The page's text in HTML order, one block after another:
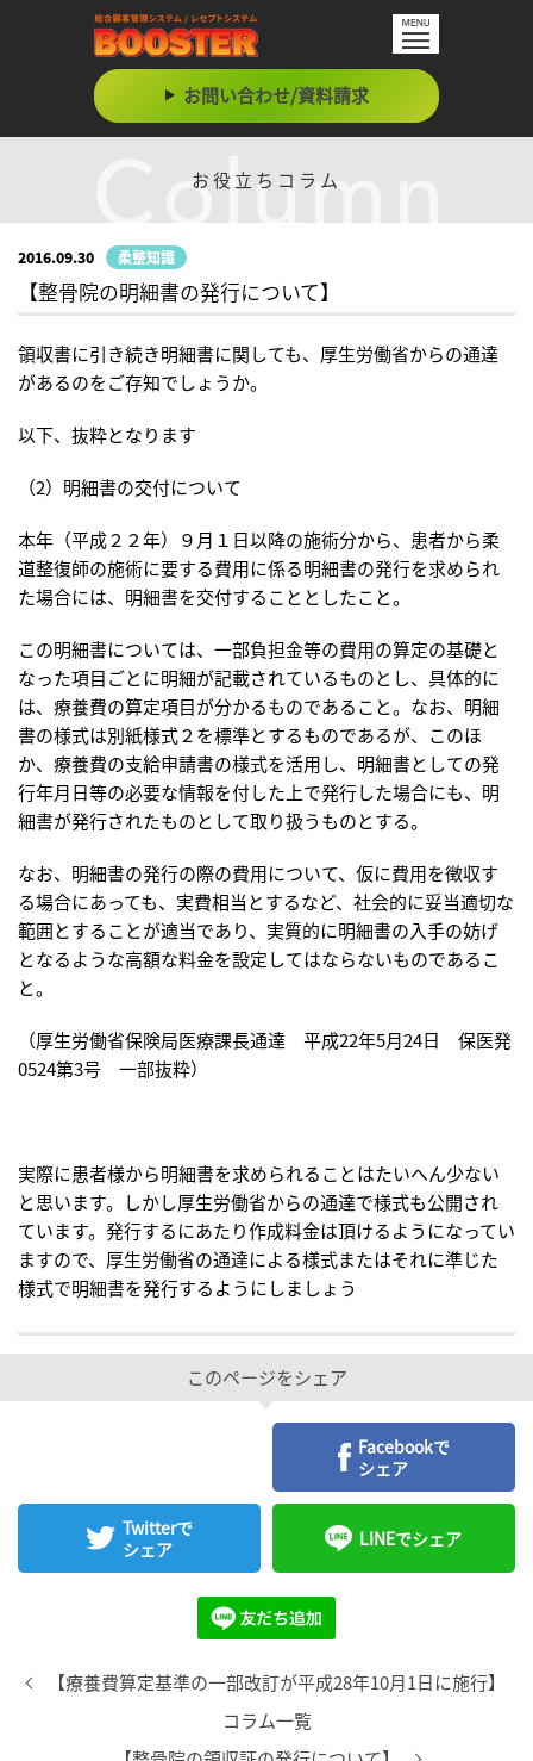
お問い合わせ/資料請求
お役立ちコラム
2016.09.30 柔整知識
【整骨院の明細書の発行について】
領収書に引き続き明細書に関しても、厚生労働省からの通達
があるのをご存知でしょうか。
以下、抜粋となります
（2）明細書の交付について
本年（平成２２年）９月１日以降の施術分から、患者から柔
道整復師の施術に要する費用に係る明細書の発行を求められ
た場合には、明細書を交付することとしたこと。
この明細書については、一部負担金等の費用の算定の基礎と
なった項目ごとに明細が記載されているものとし、具体的に
は、療養費の算定項目が分かるものであること。なお、明細
書の様式は別紙様式２を標準とするものであるが、このほ
か、療養費の支給申請書の様式を活用し、明細書としての発
行年月日等の必要な情報を付した上で発行した場合にも、明
細書が発行されたものとして取り扱うものとする。
なお、明細書の発行の際の費用について、仮に費用を徴収す
る場合にあっても、実費相当とするなど、社会的に妥当適切な
範囲とすることが適当であり、実質的に明細書の入手の妨げ
となるような高額な料金を設定してはならないものであるこ
と。
（厚生労働省保険局医療課長通達 平成22年5月24日 保医発
0524第3号 一部抜粋）
実際に患者様から明細書を求められることはたいへん少ない
と思います。しかし厚生労働省からの通達で様式も公開され
ています。発行するにあたり作成料金は頂けるようになってい
ますので、厚生労働省の通達による様式またはそれに準じた
様式で明細書を発行するようにしましょう
このページをシェア
Facebookで
シェア
Twitterで
シェア
LINEでシェア
【療養費算定基準の一部改訂が平成28年10月1日に施行】
コラム一覧